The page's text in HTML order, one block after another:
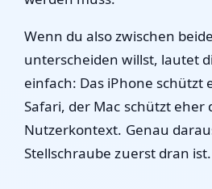
Wenn du also zwischen
unterscheiden willst, lautet
einfach: Das iPhone schützt
Safari, der Mac schützt eher
Nutzerkontext. Genau
Stellschraube zuerst dran ist.